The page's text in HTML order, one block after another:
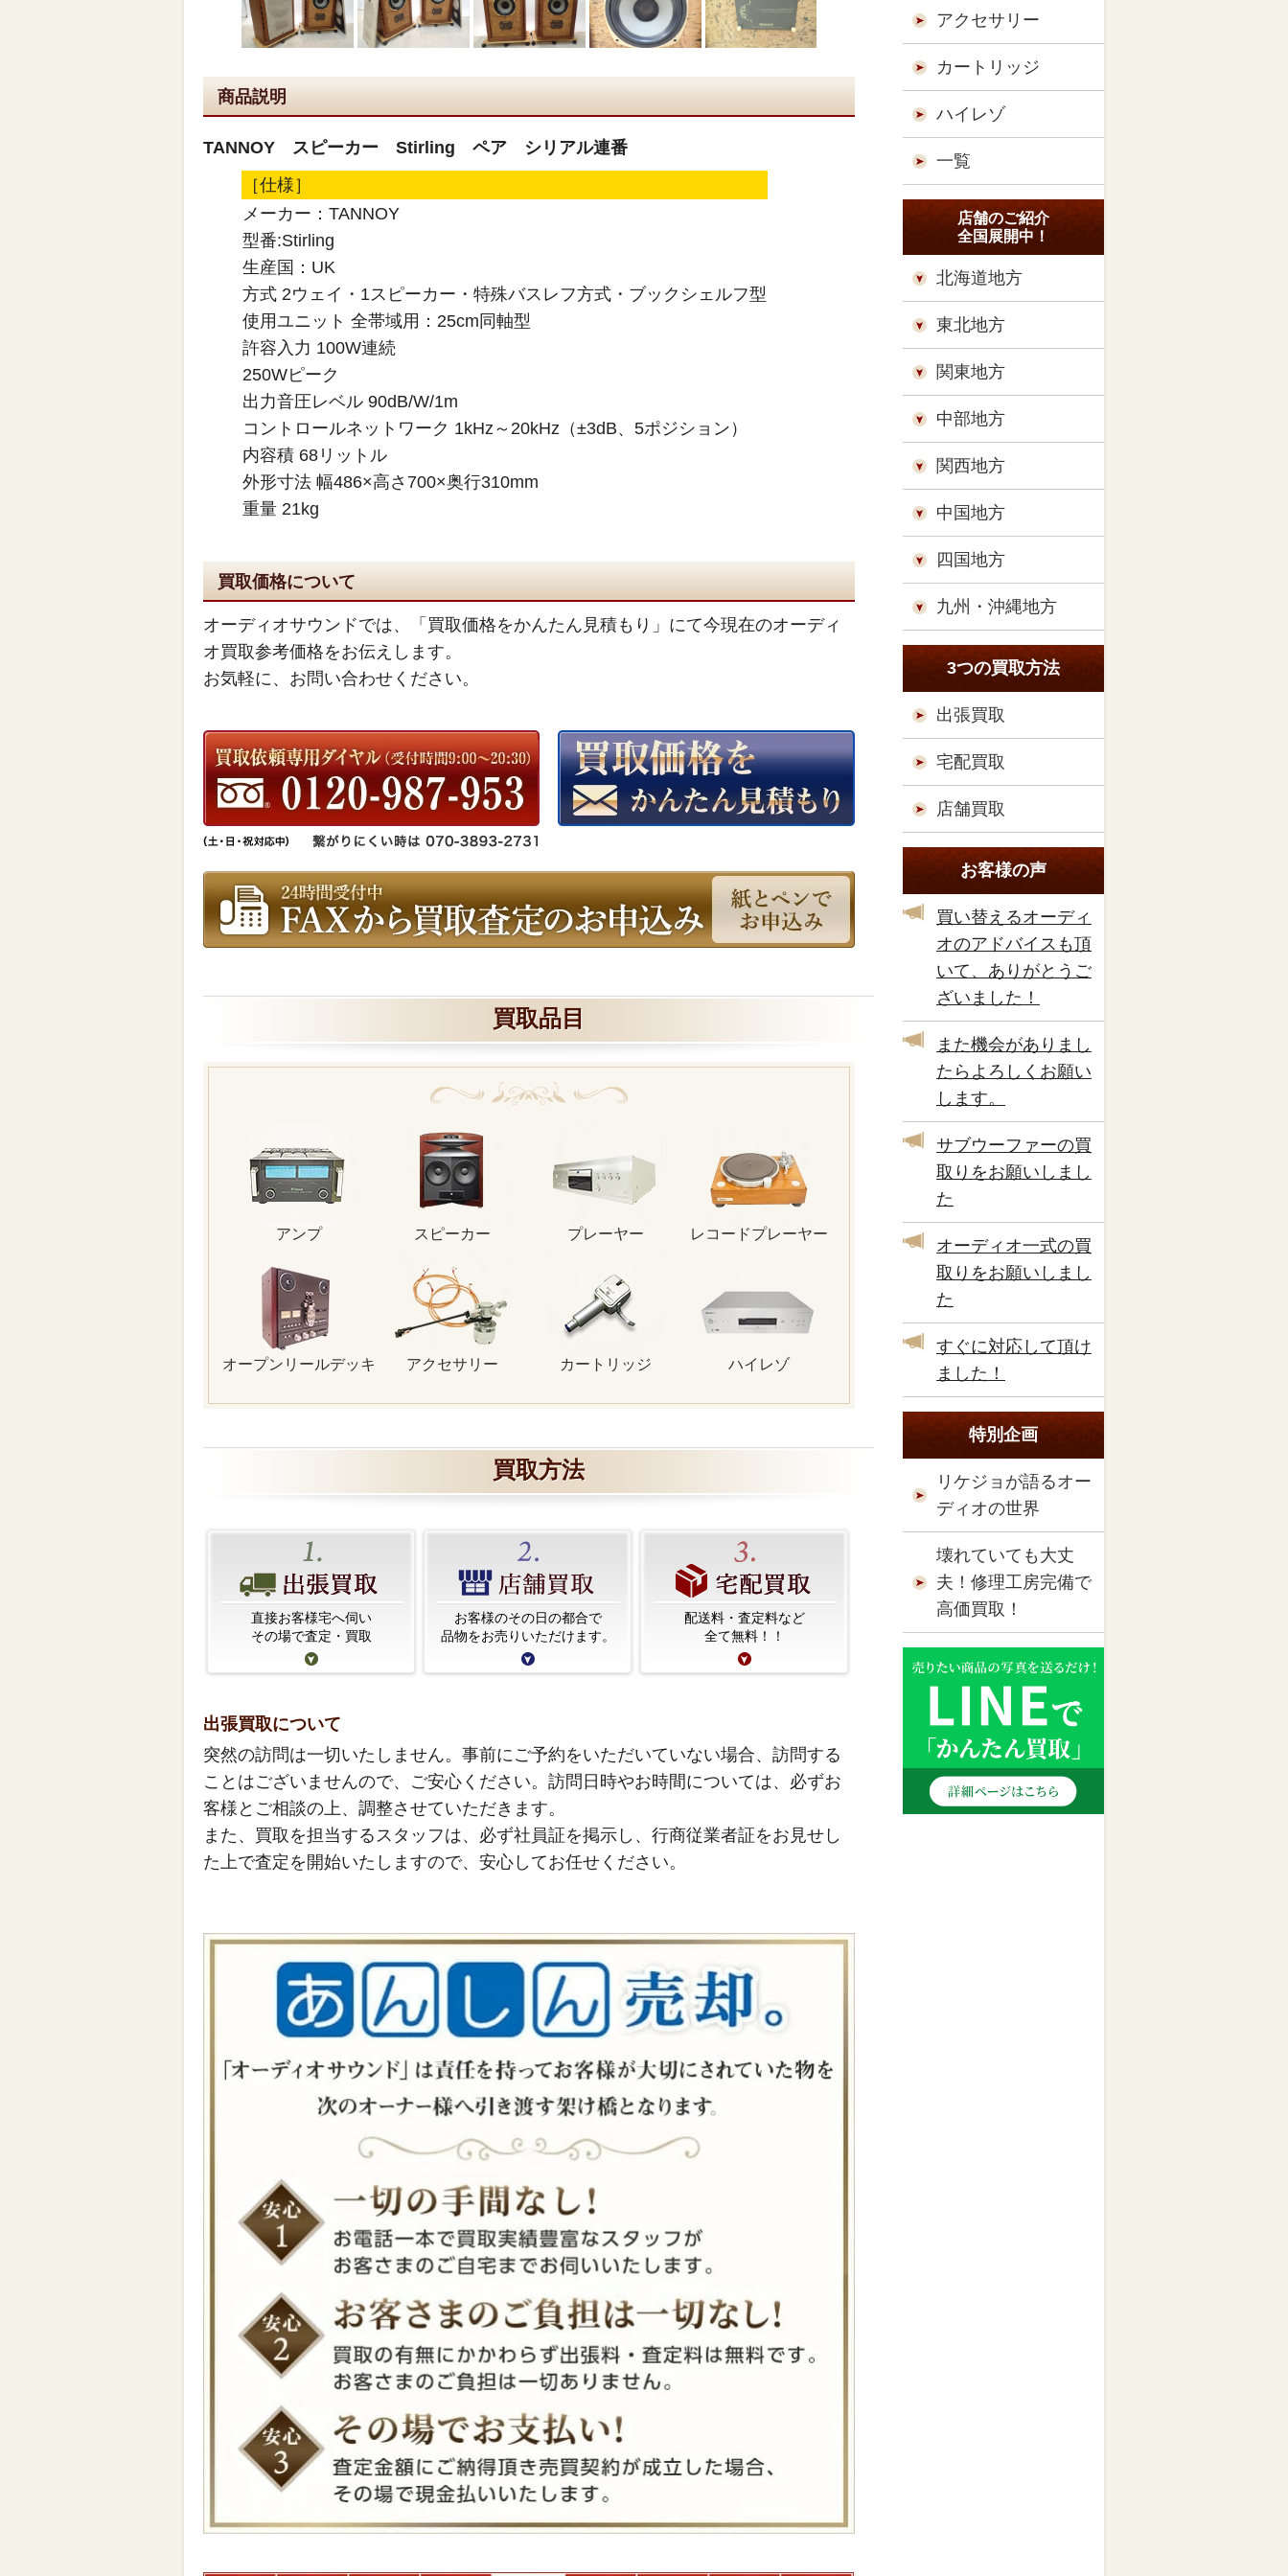
商品説明
TANNOY スピーカー Stirling ペア シリアル連番
［仕様］
メーカー：TANNOY
型番:Stirling
生産国：UK
方式 2ウェイ・1スピーカー・特殊バスレフ方式・ブックシェルフ型
使用ユニット 全帯域用：25cm同軸型
許容入力 100W連続
250Wピーク
出力音圧レベル 90dB/W/1m
コントロールネットワーク 1kHz～20kHz（±3dB、5ポジション）
内容積 68リットル
外形寸法 幅486×高さ700×奥行310mm
重量 21kg
買取価格について
オーディオサウンドでは、「買取価格をかんたん見積もり」にて今現在のオーディ
オ買取参考価格をお伝えします。
お気軽に、お問い合わせください。
買取品目
アンプ スピーカー プレーヤー レコードプレーヤー
オープンリールデッキ アクセサリー カートリッジ ハイレゾ
買取方法
直接お客様宅へ伺い
その場で査定・買取
お客様のその日の都合で
品物をお売りいただけます。
配送料・査定料など
全て無料！！
出張買取について
突然の訪問は一切いたしません。事前にご予約をいただいていない場合、訪問する
ことはございませんので、ご安心ください。訪問日時やお時間については、必ずお
客様とご相談の上、調整させていただきます。
また、買取を担当するスタッフは、必ず社員証を掲示し、行商従業者証をお見せし
た上で査定を開始いたしますので、安心してお任せください。
アクセサリー
カートリッジ
ハイレゾ
一覧
店舗のご紹介
全国展開中！
北海道地方
東北地方
関東地方
中部地方
関西地方
中国地方
四国地方
九州・沖縄地方
3つの買取方法
出張買取
宅配買取
店舗買取
お客様の声
買い替えるオーディ
オのアドバイスも頂
いて、ありがとうご
ざいました！
また機会がありまし
たらよろしくお願い
します。
サブウーファーの買
取りをお願いしまし
た
オーディオ一式の買
取りをお願いしまし
た
すぐに対応して頂け
ました！
特別企画
リケジョが語るオー
ディオの世界
壊れていても大丈
夫！修理工房完備で
高価買取！